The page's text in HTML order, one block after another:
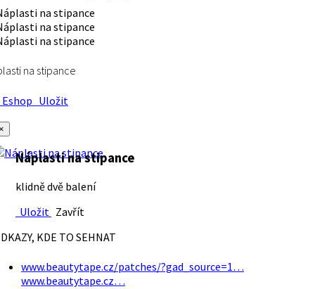
na stipance
Uložit
Náplasti na stipance
klidně dvě balení
Uložit Zavřít
KDE TO SEHNAT
www.beautytape.cz/patches/?gad_source=1…
www.beautytape.cz…